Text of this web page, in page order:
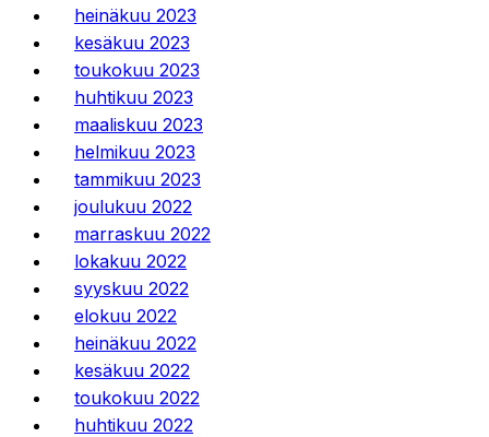
heinäkuu 2023
kesäkuu 2023
toukokuu 2023
huhtikuu 2023
maaliskuu 2023
helmikuu 2023
tammikuu 2023
joulukuu 2022
marraskuu 2022
lokakuu 2022
syyskuu 2022
elokuu 2022
heinäkuu 2022
kesäkuu 2022
toukokuu 2022
huhtikuu 2022